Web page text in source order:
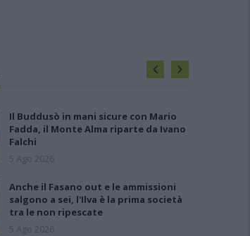
Il Buddusò in mani sicure con Mario
Fadda, il Monte Alma riparte da Ivano
Falchi
5 Ago 2026
Anche il Fasano out e le ammissioni
salgono a sei, l'Ilva è la prima società
tra le non ripescate
5 Ago 2026